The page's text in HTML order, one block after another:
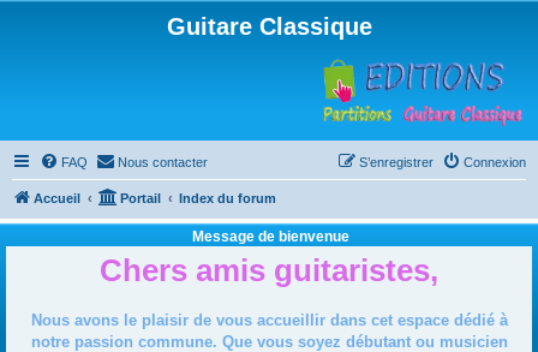
Guitare Classique
FAQ Nous contacter Connexion
S’enregistrer
Accueil Portail Index du forum
Message de bienvenue
Chers amis guitaristes,
Nous avons le plaisir de vous accueillir dans cet espace dédié à
notre passion commune. Que vous soyez débutant ou musicien